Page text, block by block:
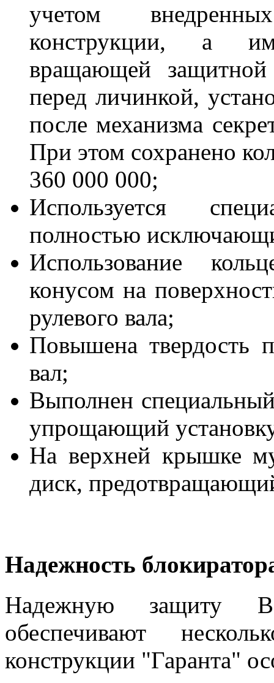
учетом
конструкции, а
вращающей
перед личинкой,
после механизма
При этом сохранено
360 000 000;
Используется
полностью
Использование
конусом на
рулевого вала;
Повышена твердость
вал;
Выполнен
упрощающий
На верхней крышке
диск,
Надежность
Надежную защиту
обеспечивают
конструкции "Гаранта"